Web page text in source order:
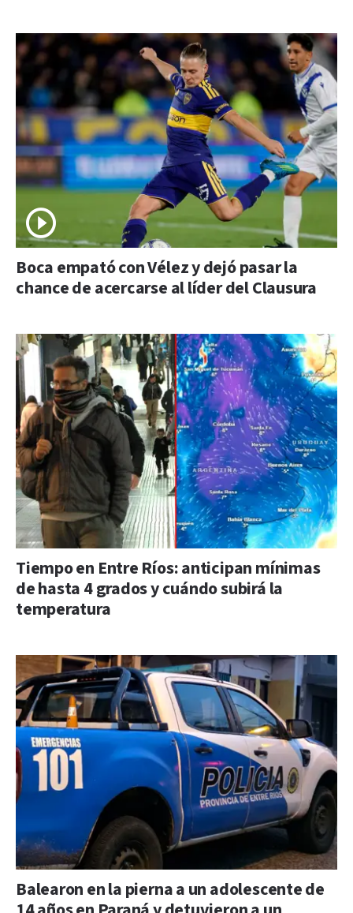
Boca empató con Vélez y dejó pasar la
chance de acercarse al líder del Clausura
Tiempo en Entre Ríos: anticipan mínimas
de hasta 4 grados y cuándo subirá la
temperatura
Balearon en la pierna a un adolescente de